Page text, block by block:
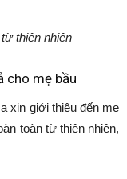
thiên nhiên
cho mẹ bầu
xin giới thiệu đến mẹ
toàn từ thiên nhiên,